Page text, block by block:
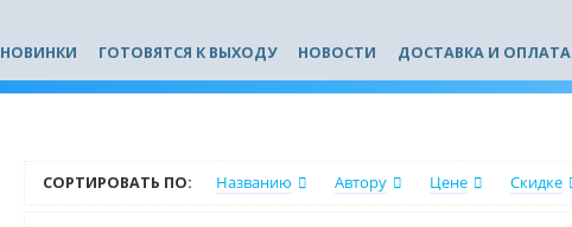
НОВИНКИ ГОТОВЯТСЯ К ВЫХОДУ НОВОСТИ ДОСТАВКА И ОПЛАТА
СОРТИРОВАТЬ ПО: Названию Автору Цене Скидке